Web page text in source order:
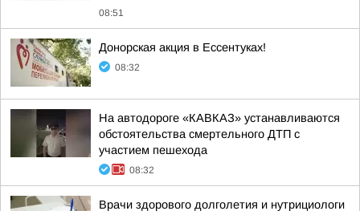
08:51
Донорская акция в Ессентуках!
08:32
На автодороге «КАВКАЗ» устанавливаются
обстоятельства смертельного ДТП с
участием пешехода
08:32
Врачи здорового долголетия и нутрициологи